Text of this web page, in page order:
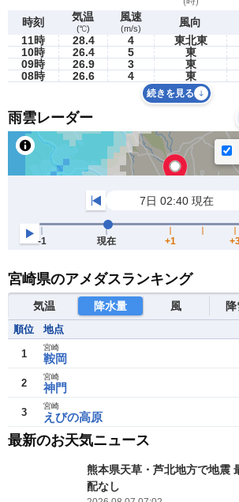
時刻 気温
(℃)
風速
(m/s) 風向
11時 28.4 4 東北東
10時
26.4 5 東
09時
26.9 3 東
08時
26.6 4 東
続きを見る
雨雲レーダー
宮崎県のアメダスランキング
気温 降水量 風
順位 地点
1 鞍岡
宮崎
2 神門
宮崎
3 えびの高原
宮崎
最新のお天気ニュース
熊本県天草・芦北地方で地震
配なし